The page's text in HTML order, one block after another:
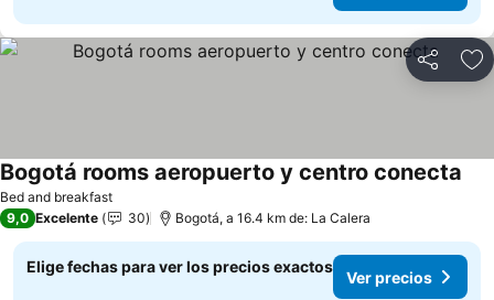
Compartir
Bed and breakfast
Bogotá rooms aeropuerto y centro conecta
9,0 Excelente 30 Bogotá, a 16.4 km de: La Calera
Elige fechas para ver los precios exactos
Ver precios